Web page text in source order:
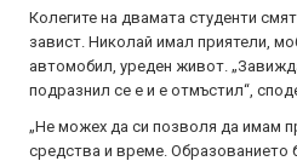
Колегите на двамата студенти
завист. Николай имал приятели,
автомобил, уреден живот.
подразнил се е и е отмъстил“,
„Не можех да си позволя да имам
средства и време. Образованието